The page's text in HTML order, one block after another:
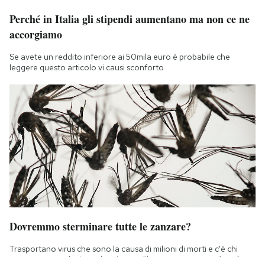
Perché in Italia gli stipendi aumentano ma non ce ne
accorgiamo
Se avete un reddito inferiore ai 50mila euro è probabile che
leggere questo articolo vi causi sconforto
Dovremmo sterminare tutte le zanzare?
Trasportano virus che sono la causa di milioni di morti e c'è chi